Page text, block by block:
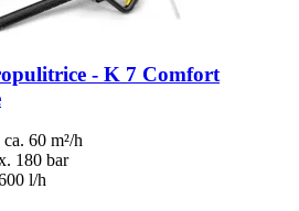
-​ K 7 Comfort
ca. 60 m²/h
180 bar
l/h